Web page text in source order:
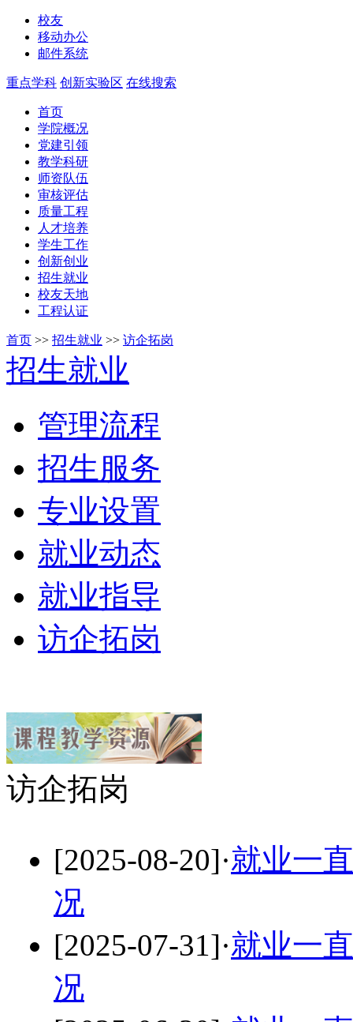
校友
移动办公
邮件系统
重点学科 创新实验区 在线搜索
首页
学院概况
党建引领
教学科研
师资队伍
审核评估
质量工程
人才培养
学生工作
创新创业
招生就业
校友天地
工程认证
首页 >> 招生就业 >> 访企拓岗
招生就业
管理流程
招生服务
专业设置
就业动态
就业指导
访企拓岗
访企拓岗
[2025-08-20]·就业一
况
[2025-07-31]·就业一
况